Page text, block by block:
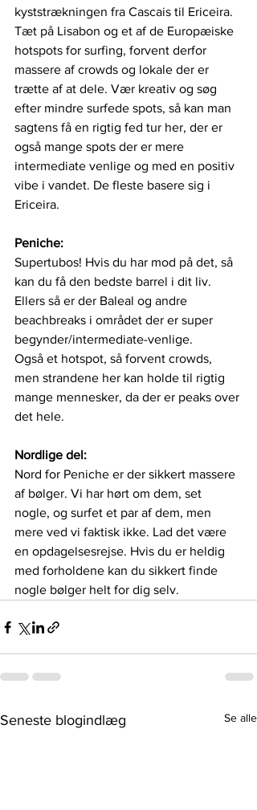
kyststrækningen fra Cascais til Ericeira.
Tæt på Lisabon og et af de Europæiske
hotspots for surfing, forvent derfor
massere af crowds og lokale der er
trætte af at dele. Vær kreativ og søg
efter mindre surfede spots, så kan man
sagtens få en rigtig fed tur her, der er
også mange spots der er mere
intermediate venlige og med en positiv
vibe i vandet. De fleste basere sig i
Ericeira.
Peniche:
Supertubos! Hvis du har mod på det, så
kan du få den bedste barrel i dit liv.
Ellers så er der Baleal og andre
beachbreaks i området der er super
begynder/intermediate-venlige.
Også et hotspot, så forvent crowds,
men strandene her kan holde til rigtig
mange mennesker, da der er peaks over
det hele.
Nordlige del:
Nord for Peniche er der sikkert massere
af bølger. Vi har hørt om dem, set
nogle, og surfet et par af dem, men
mere ved vi faktisk ikke. Lad det være
en opdagelsesrejse. Hvis du er heldig
med forholdene kan du sikkert finde
nogle bølger helt for dig selv.
Seneste blogindlæg Se alle